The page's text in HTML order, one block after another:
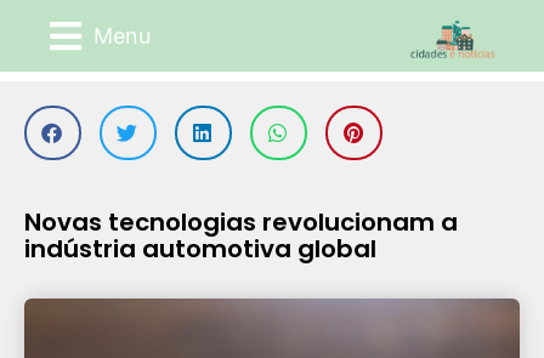
Menu
Novas tecnologias revolucionam a
indústria automotiva global